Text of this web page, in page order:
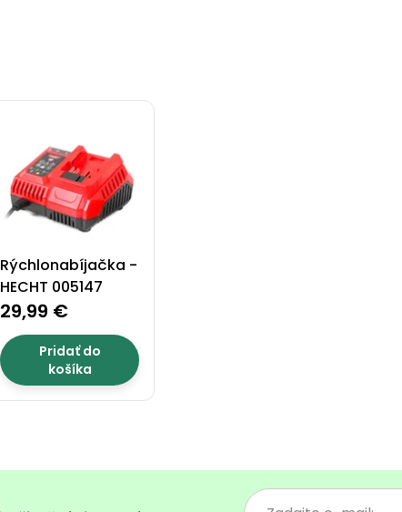
Rýchlonabíjačka -
HECHT 005147
29,99 €
Pridať do
košíka